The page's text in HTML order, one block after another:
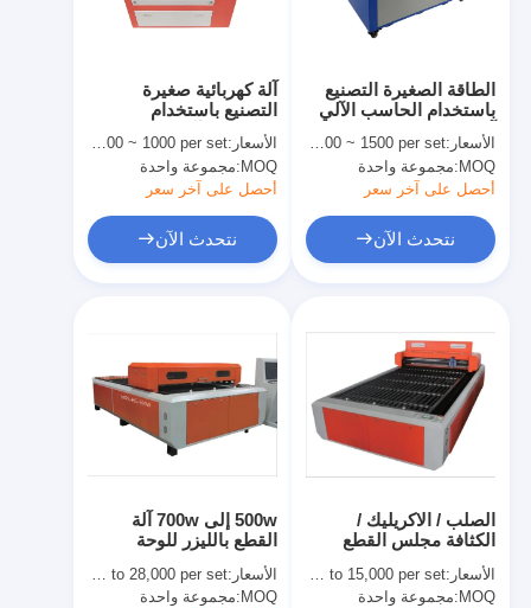
معلومات عنا
مراقبة الجودة
اتصل بنا
آلة قطع الليزر
قطع الصلب القاعدة
يموت قطع المعدات
آلة السيارات بندر
آلة كهربائية صغيرة
التصنيع باستخدام
الحاسب الآلي ليزر
القاطع / آلة الليزر النقش
على سبيل الصوف
القماش والجلود
الأسعار:USD 400 ~ 1000 per set
MOQ: مجموعة واحدة
أحصل على آخر سعر
نتحدث الآن
الطاقة الصغيرة التصنيع
باستخدام الحاسب الآلي
أو 60 وات للزجاج شبكي
لوح خشبي
الأسعار:USD 600 ~ 1500 per set
MOQ: مجموعة واحدة
أحصل على آخر سعر
نتحدث الآن
500w إلى 700w آلة
القطع بالليزر للوحة
معدنية
الأسعار:USD 22,000 to 28,000 per set
MOQ: مجموعة واحدة
الصلب / الاكريليك /
الكثافة مجلس القطع
المشتركة 250W 350W
الأسعار:USD 10,000 to 15,000 per set
MOQ: مجموعة واحدة